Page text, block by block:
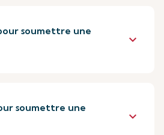
soumettre une
keyboard_arrow_down
soumettre une
keyboard_arrow_down